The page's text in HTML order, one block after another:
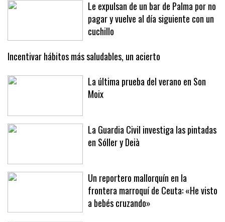
Le expulsan de un bar de Palma por no
pagar y vuelve al día siguiente con un
cuchillo
Incentivar hábitos más saludables, un acierto
La última prueba del verano en Son
La Guardia Civil investiga las pintadas
Un reportero mallorquín en la
frontera marroquí de Ceuta: «He visto